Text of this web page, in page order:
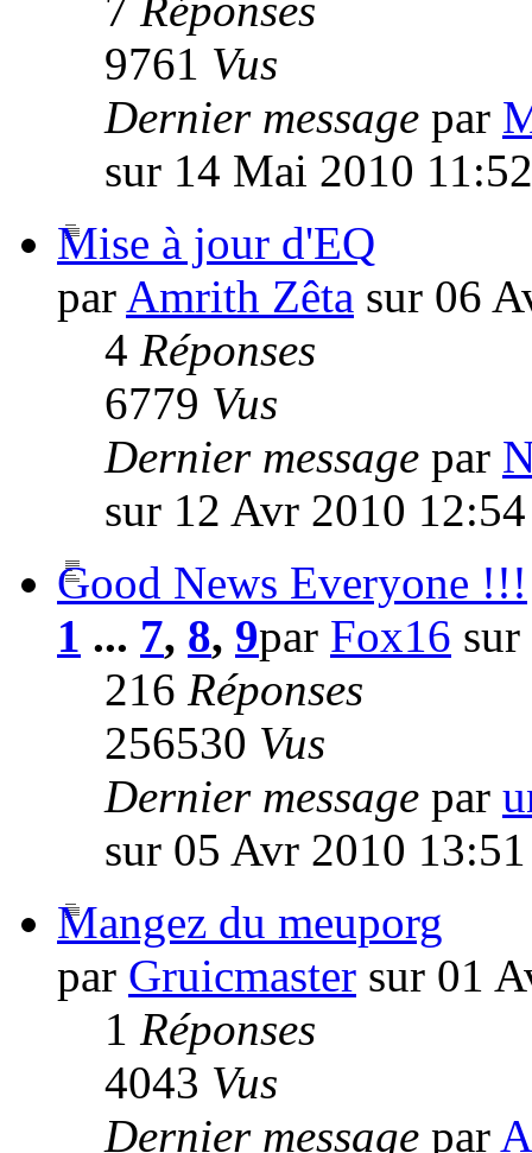
7 Réponses
9761 Vus
Dernier message par
sur 14 Mai 2010 11:52
Mise à jour d'EQ
par Amrith Zêta sur 06
4 Réponses
6779 Vus
Dernier message par
sur 12 Avr 2010 12:54
Good News Everyone !!!
1 ... 7, 8, 9par Fox16
216 Réponses
256530 Vus
Dernier message par
sur 05 Avr 2010 13:51
Mangez du meuporg
par Gruicmaster sur 01
1 Réponses
4043 Vus
Dernier message par